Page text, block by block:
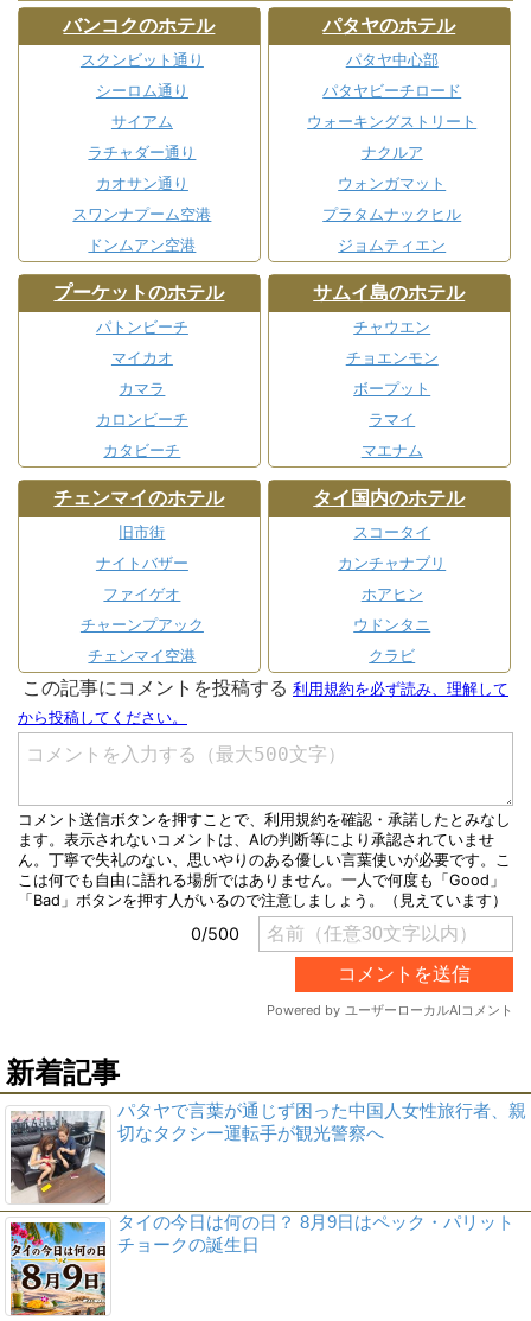
バンコクのホテル
スクンビット通り
シーロム通り
サイアム
ラチャダー通り
カオサン通り
スワンナプーム空港
ドンムアン空港
パタヤのホテル
パタヤ中心部
パタヤビーチロード
ウォーキングストリート
ナクルア
ウォンガマット
プラタムナックヒル
ジョムティエン
プーケットのホテル
パトンビーチ
マイカオ
カマラ
カロンビーチ
カタビーチ
サムイ島のホテル
チャウエン
チョエンモン
ボープット
ラマイ
マエナム
チェンマイのホテル
旧市街
ナイトバザー
ファイゲオ
チャーンプアック
チェンマイ空港
タイ国内のホテル
スコータイ
カンチャナブリ
ホアヒン
ウドンタニ
クラビ
新着記事
パタヤで言葉が通じず困った中国人女性旅行者、親
切なタクシー運転手が観光警察へ
タイの今日は何の日？ 8月9日はペック・パリット
チョークの誕生日